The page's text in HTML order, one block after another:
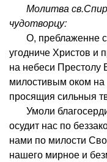
Молитва
чудотворцу:
О, преблаженне
угодниче Христов и
на небеси Престолу
милостивым оком
просящия сильныя
Умоли
осудит нас по
нами по милости
нашего мирное и